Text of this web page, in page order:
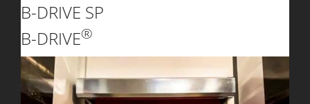
B-DRIVE SP
B-DRIVE®